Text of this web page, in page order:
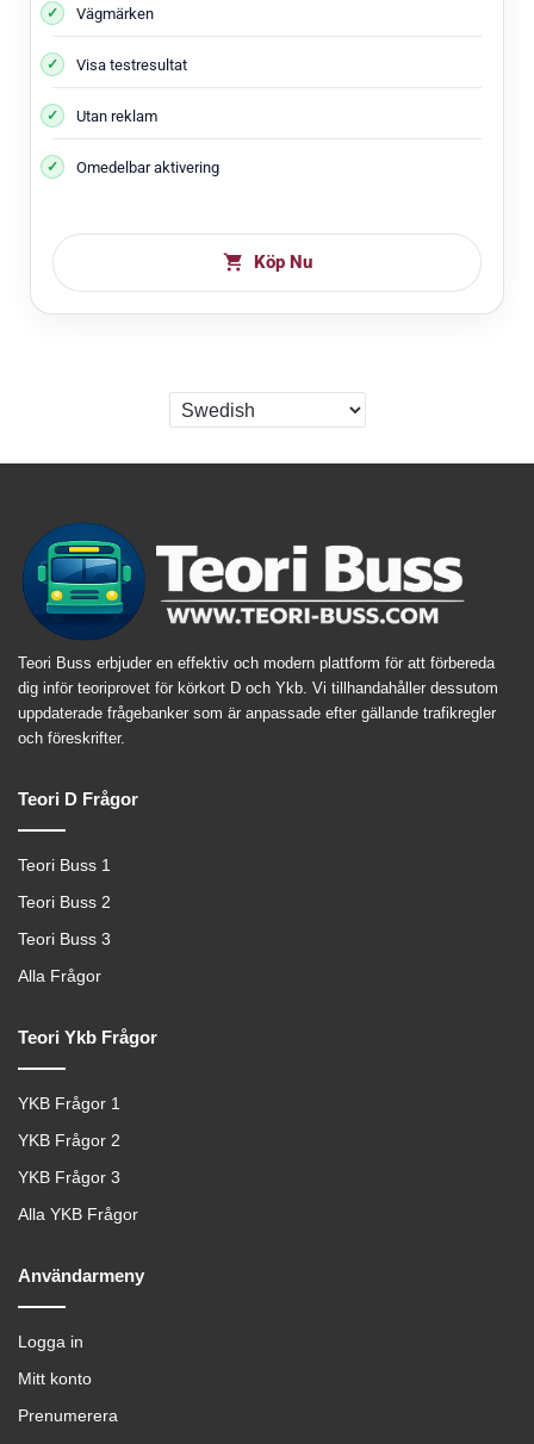
Vägmärken
Visa testresultat
Utan reklam
Omedelbar aktivering
Köp Nu
Teori Buss erbjuder en effektiv och modern plattform för att förbereda
dig inför teoriprovet för körkort D och Ykb. Vi tillhandahåller dessutom
uppdaterade frågebanker som är anpassade efter gällande trafikregler
och föreskrifter.
Teori D Frågor
Teori Buss 1
Teori Buss 2
Teori Buss 3
Alla Frågor
Teori Ykb Frågor
YKB Frågor 1
YKB Frågor 2
YKB Frågor 3
Alla YKB Frågor
Användarmeny
Logga in
Mitt konto
Prenumerera